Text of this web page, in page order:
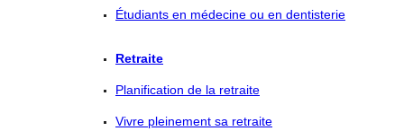
Étudiants en médecine ou en dentisterie
Retraite
Planification de la retraite
Vivre pleinement sa retraite